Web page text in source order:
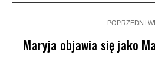
POPRZEDNI
Maryja objawia się jako